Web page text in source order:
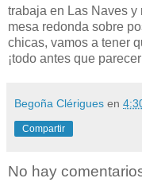
trabaja en Las Naves y
mesa redonda sobre
chicas, vamos a tener
¡todo antes que
Begoña Clérigues en
Compartir
No hay